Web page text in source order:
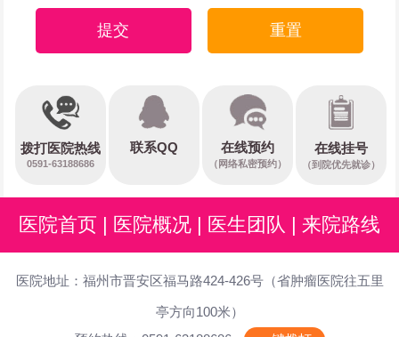
提交 重置
拨打医院热线
0591-63188686
联系QQ 在线预约
（网络私密预约）
在线挂号
（到院优先就诊）
医院首页 医院概况 医生团队 来院路线
医院地址：福州市晋安区福马路424-426号（省肿瘤医院往五里
亭方向100米）